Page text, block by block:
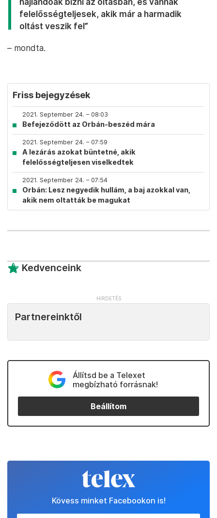
felelősségteljesek, akik már a harmadik
oltást veszik fel”
– mondta.
Friss bejegyzések
2021. September 24. – 08:03
Befejeződött az Orbán-beszéd mára
2021. September 24. – 07:59
A lezárás azokat büntetné, akik
felelősségteljesen viselkedtek
2021. September 24. – 07:54
Orbán: Lesz negyedik hullám, a baj azokkal van,
akik nem oltatták be magukat
Kedvenceink
Partnereinktől
Állítsd be a Telexet
megbízható forrásnak!
Beállítom
Kövess minket Facebookon is!